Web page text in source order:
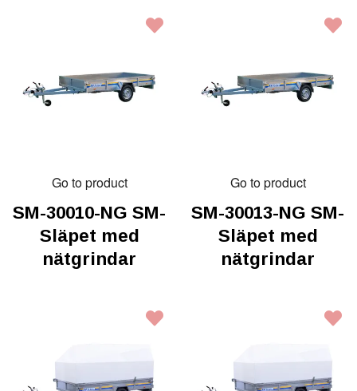
Go to product
SM-30010-NG SM-
Släpet med
nätgrindar
Go to product
SM-30013-NG SM-
Släpet med
nätgrindar